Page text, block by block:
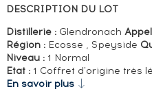
DESCRIPTION DU LOT
Distillerie :Glendronach
Région : Ecosse , Speyside
Niveau :1 Normal
Etat :1 Coffret d'origine très
En savoir plus